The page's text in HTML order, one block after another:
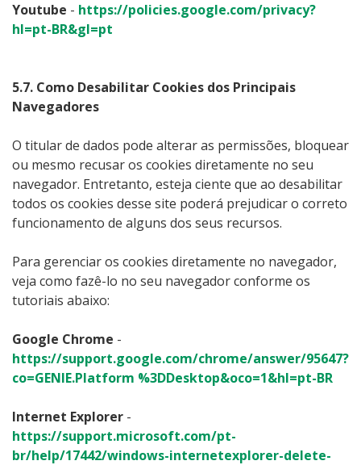
Youtube - https://policies.google.com/privacy?
hl=pt-BR&gl=pt
5.7. Como Desabilitar Cookies dos Principais
Navegadores
O titular de dados pode alterar as permissões, bloquear
ou mesmo recusar os cookies diretamente no seu
navegador. Entretanto, esteja ciente que ao desabilitar
todos os cookies desse site poderá prejudicar o correto
funcionamento de alguns dos seus recursos.
Para gerenciar os cookies diretamente no navegador,
veja como fazê-lo no seu navegador conforme os
tutoriais abaixo:
Google Chrome -
https://support.google.com/chrome/answer/95647?
co=GENIE.Platform %3DDesktop&oco=1&hl=pt-BR
Internet Explorer -
https://support.microsoft.com/pt-
br/help/17442/windows-internetexplorer-delete-